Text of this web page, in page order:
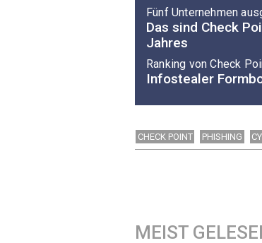
Fünf Unternehmen
Das sind Check
Jahres
Ranking von Check
Infostealer
CHECK POINT PHISHING
MEIST